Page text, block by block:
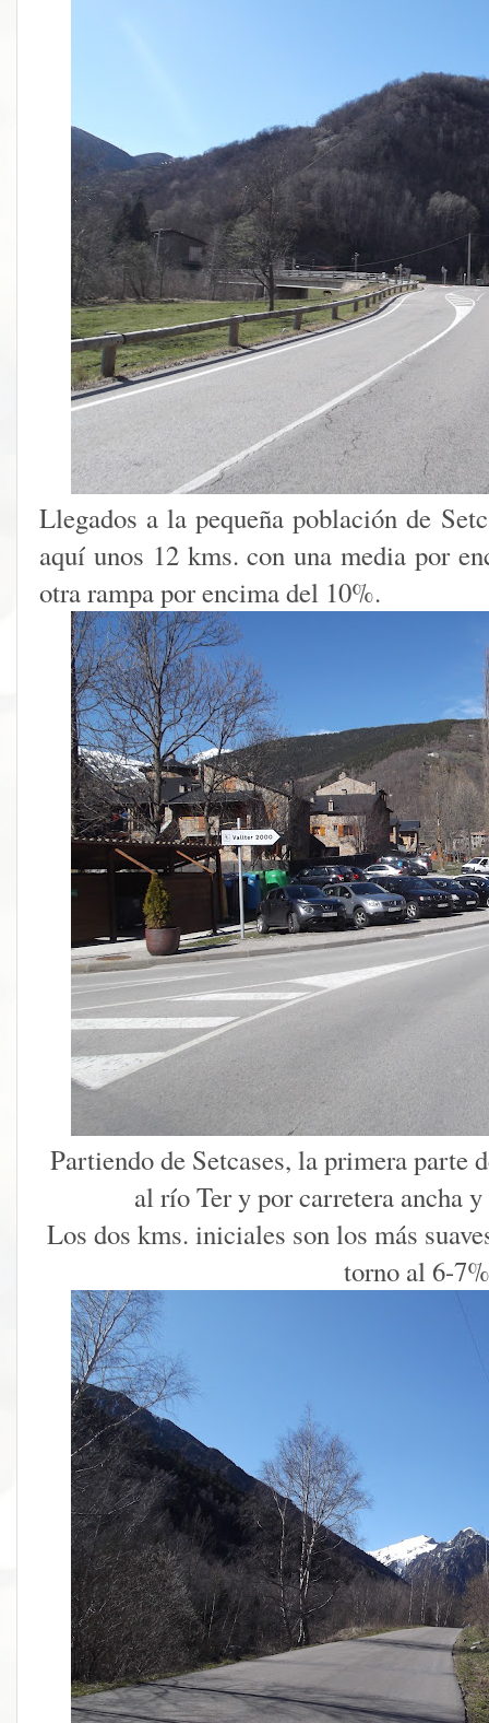
Llegados a la pequeña población de
aquí unos 12 kms. con una media por
otra rampa por encima del 10%.
Partiendo de Setcases, la primera parte
al río Ter y por carretera ancha
Los dos kms. iniciales son los más
torno al 6-